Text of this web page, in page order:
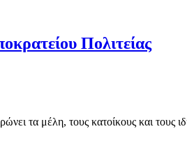
Πολιτείας
μέλη, τους κατοίκους και τους